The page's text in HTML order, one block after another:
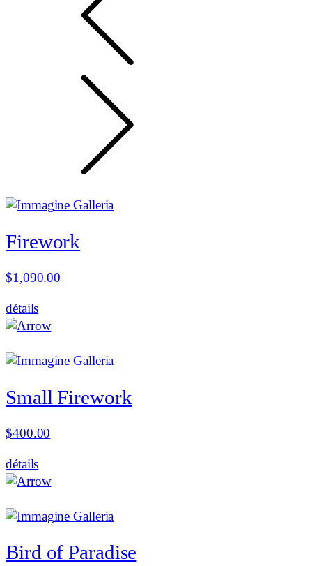
Firework
$1,090.00
détails
Small Firework
$400.00
détails
Bird of Paradise